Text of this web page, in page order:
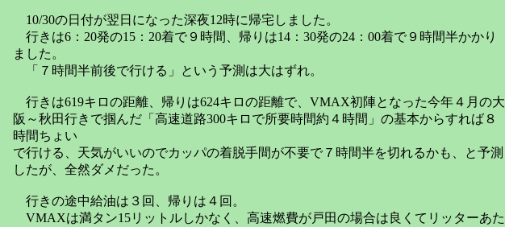
10/30の日付が翌日になった深夜12時に帰宅しました。
行きは6：20発の15：20着で９時間、帰りは14：30発の24：00着で９時間半かかり
ました。
「７時間半前後で行ける」という予測は大はずれ。
行きは619キロの距離、帰りは624キロの距離で、VMAX初陣となった今年４月の大
阪～秋田行きで掴んだ「高速道路300キロで所要時間約４時間」の基本からすれば８
時間ちょい
で行ける、天気がいいのでカッパの着脱手間が不要で７時間半を切れるかも、と予測
したが、全然ダメだった。
行きの途中給油は３回、帰りは４回。
VMAXは満タン15リットルしかなく、高速燃費が戸田の場合は良くてリッターあた